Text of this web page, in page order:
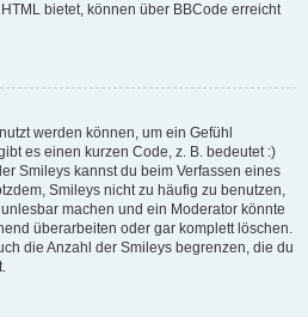
bietet, können über BBCode erreicht
werden können, um ein Gefühl
es einen kurzen Code, z. B. bedeutet :)
Smileys kannst du beim Verfassen eines
Smileys nicht zu häufig zu benutzen,
machen und ein Moderator könnte
überarbeiten oder gar komplett löschen.
die Anzahl der Smileys begrenzen, die du